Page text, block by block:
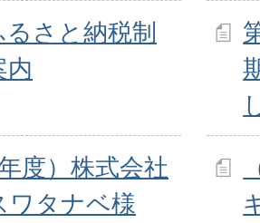
さと納税制
内
度）株式会社
ワタナベ様